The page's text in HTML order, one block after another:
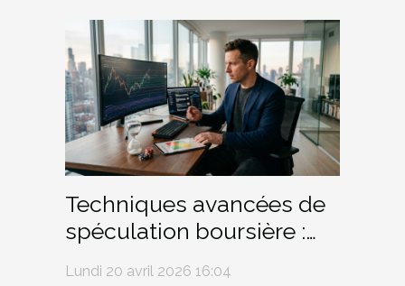
Techniques avancées de
spéculation boursière :
risque versus rendement
Lundi 20 avril 2026 16:04